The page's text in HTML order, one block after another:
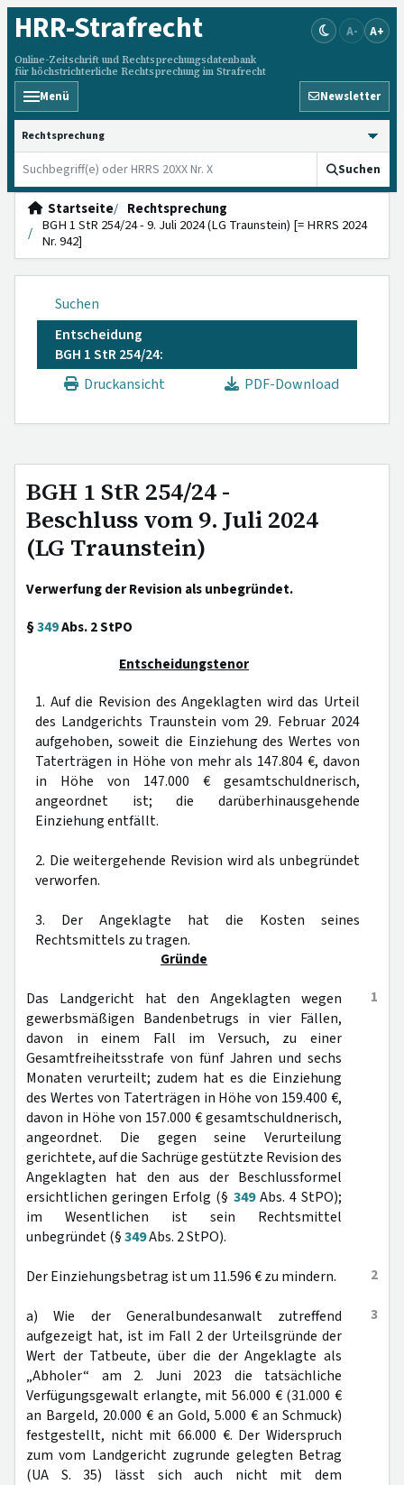
HRR-Strafrecht
Online-Zeitschrift und Rechtsprechungsdatenbank
für höchstrichterliche Rechtsprechung im Strafrecht
A- A+
Menü Newsletter
HRRS durchsuchen
Suchen
Startseite
Rechtsprechung
BGH 1 StR 254/24 - 9. Juli 2024 (LG Traunstein) [= HRRS 2024
Nr. 942]
Suchen
Entscheidung
BGH 1 StR 254/24:
Druckansicht
PDF-Download
BGH 1 StR 254/24 -
Beschluss vom 9. Juli 2024
(LG Traunstein)
Verwerfung der Revision als unbegründet.
§349Abs. 2 StPO
Entscheidungstenor
1. Auf die Revision des Angeklagten wird das Urteil
des Landgerichts Traunstein vom 29. Februar 2024
aufgehoben, soweit die Einziehung des Wertes von
Taterträgen in Höhe von mehr als 147.804 €, davon
in Höhe von 147.000 € gesamtschuldnerisch,
angeordnet ist; die darüberhinausgehende
Einziehung entfällt.
2. Die weitergehende Revision wird als unbegründet
verworfen.
3. Der Angeklagte hat die Kosten seines
Rechtsmittels zu tragen.
Gründe
1
Das Landgericht hat den Angeklagten wegen
gewerbsmäßigen Bandenbetrugs in vier Fällen,
davon in einem Fall im Versuch, zu einer
Gesamtfreiheitsstrafe von fünf Jahren und sechs
Monaten verurteilt; zudem hat es die Einziehung
des Wertes von Taterträgen in Höhe von 159.400 €,
davon in Höhe von 157.000 € gesamtschuldnerisch,
angeordnet. Die gegen seine Verurteilung
gerichtete, auf die Sachrüge gestützte Revision des
Angeklagten hat den aus der Beschlussformel
ersichtlichen geringen Erfolg (§ 349Abs. 4 StPO);
im Wesentlichen ist sein Rechtsmittel
unbegründet (§349Abs. 2 StPO).
2
Der Einziehungsbetrag ist um 11.596 € zu mindern.
3
a) Wie der Generalbundesanwalt zutreffend
aufgezeigt hat, ist im Fall 2 der Urteilsgründe der
Wert der Tatbeute, über die der Angeklagte als
„Abholer“ am 2. Juni 2023 die tatsächliche
Verfügungsgewalt erlangte, mit 56.000 € (31.000 €
an Bargeld, 20.000 € an Gold, 5.000 € an Schmuck)
festgestellt, nicht mit 66.000 €. Der Widerspruch
zum vom Landgericht zugrunde gelegten Betrag
(UA S. 35) lässt sich auch nicht mit dem